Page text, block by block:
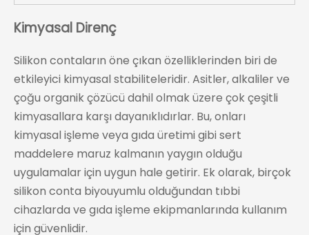
Kimyasal Direnç
Silikon contaların öne çıkan özelliklerinden biri de
etkileyici kimyasal stabiliteleridir. Asitler, alkaliler ve
çoğu organik çözücü dahil olmak üzere çok çeşitli
kimyasallara karşı dayanıklıdırlar. Bu, onları
kimyasal işleme veya gıda üretimi gibi sert
maddelere maruz kalmanın yaygın olduğu
uygulamalar için uygun hale getirir. Ek olarak, birçok
silikon conta biyouyumlu olduğundan tıbbi
cihazlarda ve gıda işleme ekipmanlarında kullanım
için güvenlidir.